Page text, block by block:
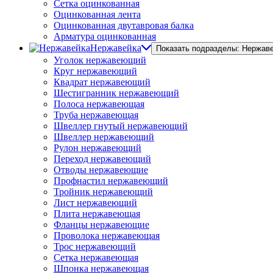
Сетка оцинкованная
Оцинкованная лента
Оцинкованная двутавровая балка
Арматура оцинкованная
Нержавейка
Показать подразделы:
Уголок нержавеющий
Круг нержавеющий
Квадрат нержавеющий
Шестигранник нержавеющий
Полоса нержавеющая
Труба нержавеющая
Швеллер гнутый нержавеющий
Швеллер нержавеющий
Рулон нержавеющий
Переход нержавеющий
Отводы нержавеющие
Профнастил нержавеющий
Тройник нержавеющий
Лист нержавеющий
Плита нержавеющая
Фланцы нержавеющие
Проволока нержавеющая
Трос нержавеющий
Сетка нержавеющая
Шпонка нержавеющая